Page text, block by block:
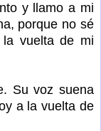
y llamo a mi
porque no sé
vuelta de mi
voz suena
a la vuelta de